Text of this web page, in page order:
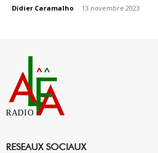
Didier Caramalho - 13 novembre 2023
RADIO
RESEAUX SOCIAUX